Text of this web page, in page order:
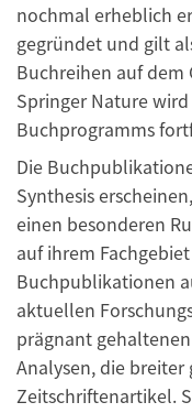
nochmal erheblich
gegründet und gilt
Buchreihen auf dem
Springer Nature
Buchprogramms
Die
Synthesis
einen besonderen
auf ihrem
Buchpublikationen
aktuellen
prägnant
Analysen, die breiter
Zeitschriftenartikel.